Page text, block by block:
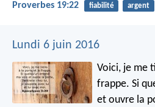
Proverbes 19:22 fiabilité argent
Lundi 6 juin 2016
Voici, je me
frappe. Si
et ouvre la